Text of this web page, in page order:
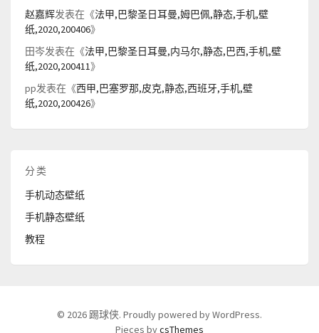
赵嘉辉发表在《法甲,巴黎圣日耳曼,姆巴佩,静态,手机,壁
纸,2020,200406》
田岑发表在《法甲,巴黎圣日耳曼,内马尔,静态,巴西,手机,壁
纸,2020,200411》
pp发表在《西甲,巴塞罗那,皮克,静态,西班牙,手机,壁
纸,2020,200426》
分类
手机动态壁纸
手机静态壁纸
教程
© 2026 踢球侠. Proudly powered by WordPress.
Pieces bycsThemes